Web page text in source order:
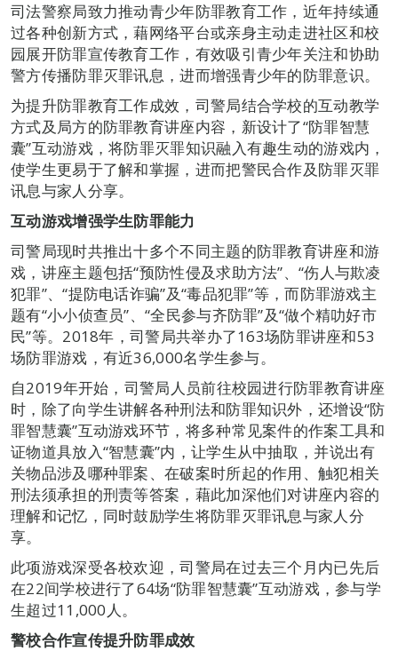
司法警察局致力推动青少年防罪教育工作，近年持续通
过各种创新方式，藉网络平台或亲身主动走进社区和校
园展开防罪宣传教育工作，有效吸引青少年关注和协助
警方传播防罪灭罪讯息，进而增强青少年的防罪意识。
为提升防罪教育工作成效，司警局结合学校的互动教学
方式及局方的防罪教育讲座内容，新设计了“防罪智慧
囊”互动游戏，将防罪灭罪知识融入有趣生动的游戏内，
使学生更易于了解和掌握，进而把警民合作及防罪灭罪
讯息与家人分享。
互动游戏增强学生防罪能力
司警局现时共推出十多个不同主题的防罪教育讲座和游
戏，讲座主题包括“预防性侵及求助方法”、“伤人与欺凌
犯罪”、“提防电话诈骗”及“毒品犯罪”等，而防罪游戏主
题有“小小侦查员”、“全民参与齐防罪”及“做个精叻好市
民”等。2018年，司警局共举办了163场防罪讲座和53
场防罪游戏，有近36,000名学生参与。
自2019年开始，司警局人员前往校园进行防罪教育讲座
时，除了向学生讲解各种刑法和防罪知识外，还增设“防
罪智慧囊”互动游戏环节，将多种常见案件的作案工具和
证物道具放入“智慧囊”内，让学生从中抽取，并说出有
关物品涉及哪种罪案、在破案时所起的作用、触犯相关
刑法须承担的刑责等答案，藉此加深他们对讲座内容的
理解和记忆，同时鼓励学生将防罪灭罪讯息与家人分
享。
此项游戏深受各校欢迎，司警局在过去三个月内已先后
在22间学校进行了64场“防罪智慧囊”互动游戏，参与学
生超过11,000人。
警校合作宣传提升防罪成效